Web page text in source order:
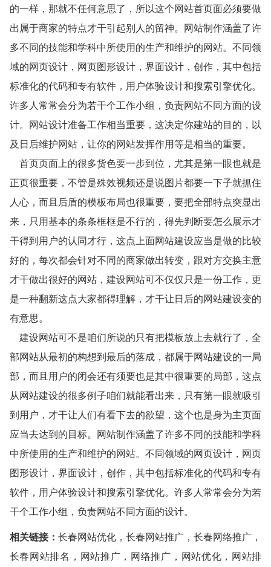
的一样，那就不任何意思了，所以这个网站首页面必须要做
出属于商家的特点才干引起别人的留神。网站制作涵盖了许
多不同的技能和学科中所使用的生产和维护的网站。不同领
域的网页设计，网页图形设计，界面设计，创作，其中包括
标准化的代码和专有软件，用户体验设计和搜索引擎优化。
许多人常常会分为若干个工作小组，负责网站不同方面的设
计。网站设计准备工作相当重要，这决定你建站的目的，以
及日后维护网站，让你的网站发挥作用等是相当的重要。
首页页面上的很多货色要一步到位，尤其是第一眼也就是
正页很重要，不管是殊效视频还是说图片都要一下子就抓住
人心，而且后盾的模板布局也很重要，要把全部特点突显出
来，只用基本的条条框框是不行的，得先判断要怎么展示才
干得到用户的认同才行，这点上面网站建设应当是做的比较
好的，每次都会针对不同的商家做出转变，跟对方交换主意
才干做出很好的网站，建设网站可不仅仅只是一份工作，更
是一种翻新这点大家都得理解，才干让日后的网站建设变的
有意思。
建设网站可不是咱们所说的只有把模板放上去就行了，全
部网站从最初的构想到最后的落成，都属于网站建设的一局
部，而且用户的闭会还有须要也是其中很重要的局部，这点
从网站建设的很多例子咱们就能看出来，只有第一眼就吸引
到用户，才干让人们有看下去的欲望，这个也是身为主页面
应当去达到的目标。网站制作涵盖了许多不同的技能和学科
中所使用的生产和维护的网站。不同领域的网页设计，网页
图形设计，界面设计，创作，其中包括标准化的代码和专有
软件，用户体验设计和搜索引擎优化。许多人常常会分为若
干个工作小组，负责网站不同方面的设计。
相关链接： 长春网站优化，长春网站推广 ，长春网络推广 ，
长春网站排名 ， 网站推广 ， 网络推广 ， 网站优化 ， 网站排